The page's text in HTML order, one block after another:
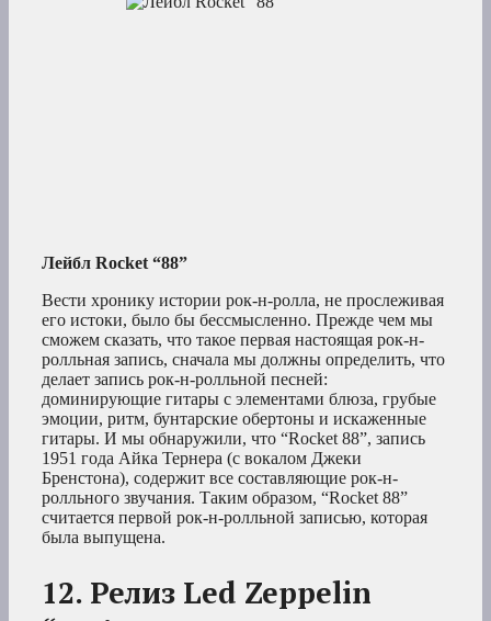
Лейбл Rocket “88”
Вести хронику истории рок-н-ролла, не прослеживая
его истоки, было бы бессмысленно. Прежде чем мы
сможем сказать, что такое первая настоящая рок-н-
ролльная запись, сначала мы должны определить, что
делает запись рок-н-ролльной песней:
доминирующие гитары с элементами блюза, грубые
эмоции, ритм, бунтарские обертоны и искаженные
гитары. И мы обнаружили, что “Rocket 88”, запись
1951 года Айка Тернера (с вокалом Джеки
Бренстона), содержит все составляющие рок-н-
ролльного звучания. Таким образом, “Rocket 88”
считается первой рок-н-ролльной записью, которая
была выпущена.
12. Релиз Led Zeppelin